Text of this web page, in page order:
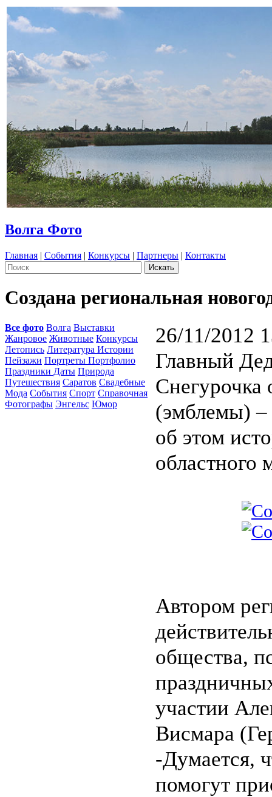
Волга Фото
Главная | События | Конкурсы | Партнеры | Контакты
Создана региональная
Все фото Волга Выставки
Жанровое Животные Конкурсы
Летопись Литература Истории
Пейзажи Портреты Портфолио
Праздники Даты Природа
Путешествия Саратов Свадебные
Мода События Спорт Справочная
Фотографы Энгельс Юмор
26/11/2012
Главный
(эмблемы) –
об этом
областного
Автором
общества,
участии
Висмара
-Думается,
помогут